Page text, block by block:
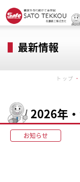
最新情報
トップ
2026年
お知らせ